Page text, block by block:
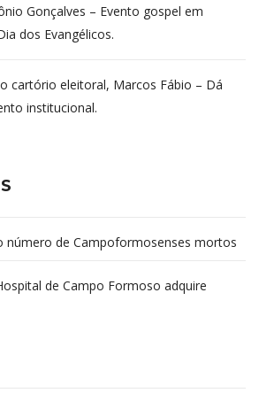
Gonçalves – Evento gospel em
dos Evangélicos.
cartório eleitoral, Marcos Fábio – Dá
institucional.
número de Campoformosenses mortos
que morreram em desabamentos são
de Campo Formoso adquire